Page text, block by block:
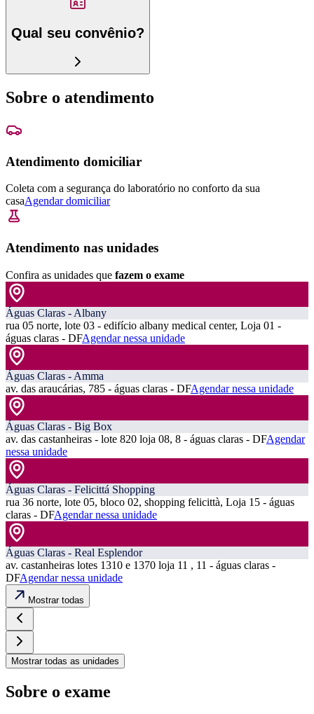
Qual seu convênio?
Sobre o atendimento
Atendimento domiciliar
Coleta com a segurança do laboratório no conforto da sua
casaAgendar domiciliar
Atendimento nas unidades
Confira as unidades que fazem o exame
Águas Claras - Albany
rua 05 norte, lote 03 - edifício albany medical center, Loja 01 -
águas claras - DFAgendar nessa unidade
Águas Claras - Amma
av. das araucárias, 785 - águas claras - DFAgendar nessa unidade
Águas Claras - Big Box
av. das castanheiras - lote 820 loja 08, 8 - águas claras - DFAgendar
nessa unidade
Águas Claras - Felicittá Shopping
rua 36 norte, lote 05, bloco 02, shopping felicittà, Loja 15 - águas
claras - DFAgendar nessa unidade
Águas Claras - Real Esplendor
av. castanheiras lotes 1310 e 1370 loja 11 , 11 - águas claras -
DFAgendar nessa unidade
Mostrar todas
Mostrar todas as unidades
Sobre o exame